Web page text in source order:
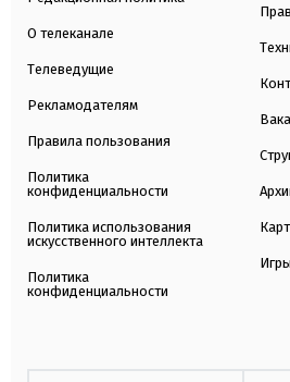
О телеканале
Телеведущие
Рекламодателям
Правила пользования
Политика
конфиденциальности
Политика использования
искусственного интеллекта
Политика
конфиденциальности
Игры